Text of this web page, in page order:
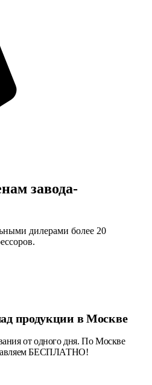
завода-
дилерами более 20
продукции в Москве
от одного дня. По Москве
БЕСПЛАТНО!